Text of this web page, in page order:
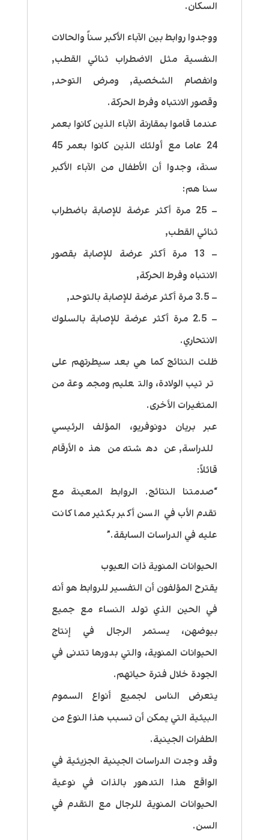
السكان.
ووجدوا روابط بين الآباء الأكبر سناً والحالات
النفسية مثل الاضطراب ثنائي القطب,
وانفصام الشخصية, ومرض التوحد,
وقصور الانتباه وفرط الحركة.
عندما قاموا بمقارنة الآباء الذين كانوا بعمر
24 عاما مع أولئك الذين كانوا بعمر 45
سنة، وجدوا أن الأطفال من الآباء الأكبر
سنا هم:
– 25 مرة أكثر عرضة للإصابة باضطراب
ثنائي القطب,
– 13 مرة أكثر عرضة للإصابة بقصور
الانتباه وفرط الحركة,
– 3.5 مرة أكثر عرضة للإصابة بالتوحد,
– 2.5 مرة أكثر عرضة للإصابة بالسلوك
الانتحاري.
ظلت النتائج كما هي بعد سيطرتهم على
ترتيب الولادة، والتعليم ومجموعة من
المتغيرات الأخرى.
عبر بريان دونوفريو، المؤلف الرئيسي
للدراسة, عن دهشته من هذه الأرقام
قائلاً:
“صدمتنا النتائج. الروابط المعينة مع
تقدم الأب في السن أكبر بكثير مما كانت
عليه في الدراسات السابقة.”
الحيوانات المنوية ذات العيوب
يقترح المؤلفون أن التفسير للروابط هو أنه
في الحين الذي تولد النساء مع جميع
بيوضهن، يستمر الرجال في إنتاج
الحيوانات المنوية، والتي بدورها تتدنى في
الجودة خلال فترة حياتهم.
يتعرض الناس لجميع أنواع السموم
البيئية التي يمكن أن تسبب هذا النوع من
الطفرات الجينية.
وقد وجدت الدراسات الجينية الجزيئية في
الواقع هذا التدهور بالذات في نوعية
الحيوانات المنوية للرجال مع التقدم في
السن.